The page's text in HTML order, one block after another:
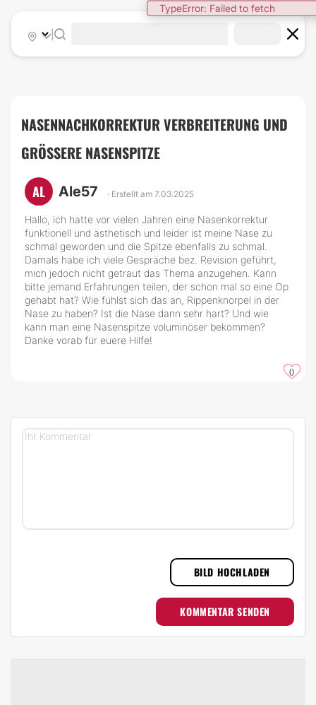
TypeError: Failed to fetch
|
NASENNACHKORREKTUR VERBREITERUNG UND
GRÖSSERE NASENSPITZE
AL Ale57 · Erstellt am 7.03.2025
Hallo, ich hatte vor vielen Jahren eine Nasenkorrektur
funktionell und ästhetisch und leider ist meine Nase zu
schmal geworden und die Spitze ebenfalls zu schmal.
Damals habe ich viele Gespräche bez. Revision geführt,
mich jedoch nicht getraut das Thema anzugehen. Kann
bitte jemand Erfahrungen teilen, der schon mal so eine Op
gehabt hat? Wie fühlst sich das an, Rippenknorpel in der
Nase zu haben? Ist die Nase dann sehr hart? Und wie
kann man eine Nasenspitze voluminöser bekommen?
Danke vorab für euere Hilfe!
0
BILD HOCHLADEN
KOMMENTAR SENDEN